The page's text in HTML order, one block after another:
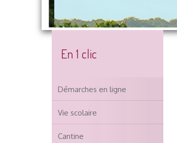
Le Château, emblématique
En 1 clic
Démarches en ligne
Vie scolaire
Cantine